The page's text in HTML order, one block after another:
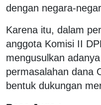
dengan negara-
Karena itu, dalam
anggota Komisi II
mengusulkan
permasalahan dana
bentuk dukungan